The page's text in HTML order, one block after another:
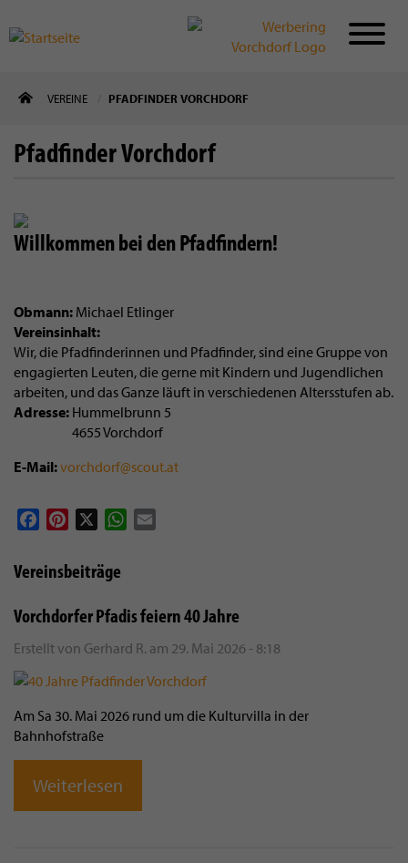
zum
VEREINE PFADFINDER VORCHDORF
Pfadfinder Vorchdorf
Willkommen bei den Pfadfindern!
Obmann Michael Etlinger
Vereinsinhalt
Wir, die Pfadfinderinnen und Pfadfinder, sind eine Gruppe von
engagierten Leuten, die gerne mit Kindern und Jugendlichen
arbeiten, und das Ganze läuft in verschiedenen Altersstufen ab.
Adresse Hummelbrunn 5
4655Vorchdorf
E-Mail vorchdorf@scout.at
FacebookPinterest WhatsApp
Vereinsbeiträge
Vorchdorfer Pfadis feiern 40 Jahre
Erstellt von Gerhard R. am 29. Mai 2026 - 8:18
Am Sa 30. Mai 2026 rund um die Kulturvilla in der
Bahnhofstraße
Weiterlesen